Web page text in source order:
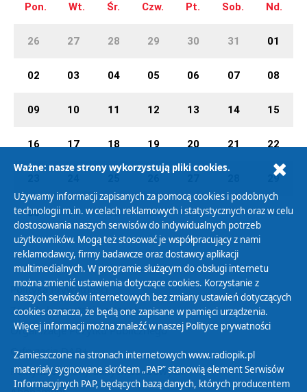
Pon. Wt. Śr. Czw. Pt. Sob. Nd.
26 27 28 29 30 31 01
02 03 04 05 06 07 08
09 10 11 12 13 14 15
16 17 18 19 20 21 22
29
30 01 02 03 04 05 06
Polityka Prywatności
Zasady korzystania z Serwisu
Organizacje Pożytku Publicznego
Cyfryzacja DAB+
Polityka ochrony danych osobowych
Ważne: nasze strony wykorzystują pliki cookies.
Używamy informacji zapisanych za pomocą cookies i podobnych
technologii m.in. w celach reklamowych i statystycznych oraz w celu
dostosowania naszych serwisów do indywidualnych potrzeb
użytkowników. Mogą też stosować je współpracujący z nami
reklamodawcy, firmy badawcze oraz dostawcy aplikacji
multimedialnych. W programie służącym do obsługi internetu
można zmienić ustawienia dotyczące cookies. Korzystanie z
naszych serwisów internetowych bez zmiany ustawień dotyczących
cookies oznacza, że będą one zapisane w pamięci urządzenia.
Więcej informacji można znaleźć w naszej Polityce prywatności
Zamieszczone na stronach internetowych www.radiopik.pl
materiały sygnowane skrótem „PAP” stanowią element Serwisów
Informacyjnych PAP, będących bazą danych, których producentem